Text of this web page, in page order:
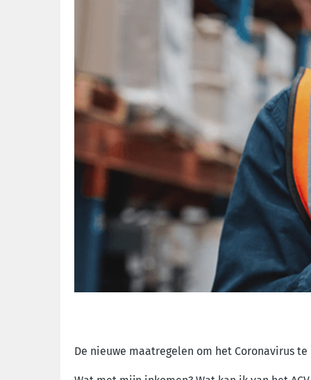
De nieuwe maatregelen om het Coronavirus